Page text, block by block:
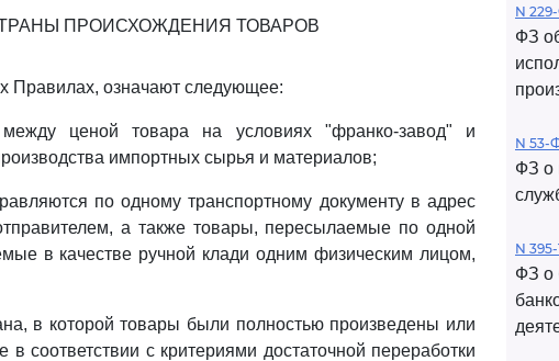
ПРОИСХОЖДЕНИЯ ТОВАРОВ
Правилах, означают следующее:
ценой товара на условиях "франко-завод" и
импортных сырья и материалов;
по одному транспортному документу в адрес
а также товары, пересылаемые по одной
в качестве ручной клади одним физическим лицом,
в которой товары были полностью произведены или
в соответствии с критериями достаточной переработки
N
ФЗ
N 53-
ФЗ о
N 395-
ФЗ о